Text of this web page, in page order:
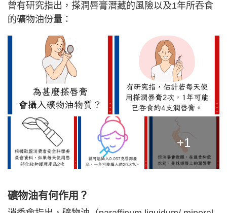
曾有研究指出，搽潤唇膏潛藏的風險以及1年所吞食
的礦物油份量：
+1
礦物油有何作用？